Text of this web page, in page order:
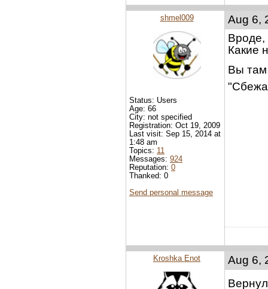
Aug 6,
Вроде,
Какие
Вы там
shmel009
Status: Users
Age: 66
City: not specified
Registration: Oct 19, 2009
Last visit: Sep 15, 2014 at
1:48 am
Topics: 11
Messages: 924
Reputation: 0
Thanked: 0
Send personal message
Aug 6,
Kroshka Enot